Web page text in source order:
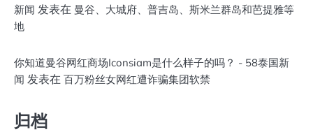
新闻 发表在 曼谷、大城府、普吉岛、斯米兰群岛和芭提雅等
地
你知道曼谷网红商场Iconsiam是什么样子的吗？ - 58泰国新
闻 发表在 百万粉丝女网红遭诈骗集团软禁
归档